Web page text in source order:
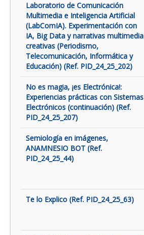
Laboratorio de Comunicación
Multimedia e Inteligencia Artificial
(LabComIA). Experimentación con
IA, Big Data y narrativas multimedia
creativas (Periodismo,
Telecomunicación, Informática y
Educación) (Ref. PID_24_25_202)
No es magia, ¡es Electrónica!:
Experiencias prácticas con Sistemas
Electrónicos (continuación) (Ref.
PID_24_25_207)
Semiología en imágenes,
ANAMNESIO BOT (Ref.
PID_24_25_44)
Te lo Explico (Ref. PID_24_25_63)